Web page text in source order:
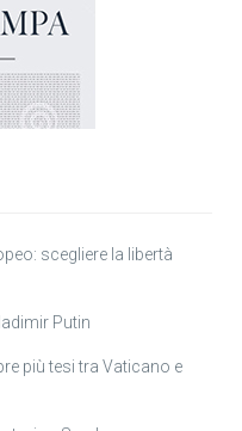
scegliere la libertà
Putin
più tesi tra Vaticano e